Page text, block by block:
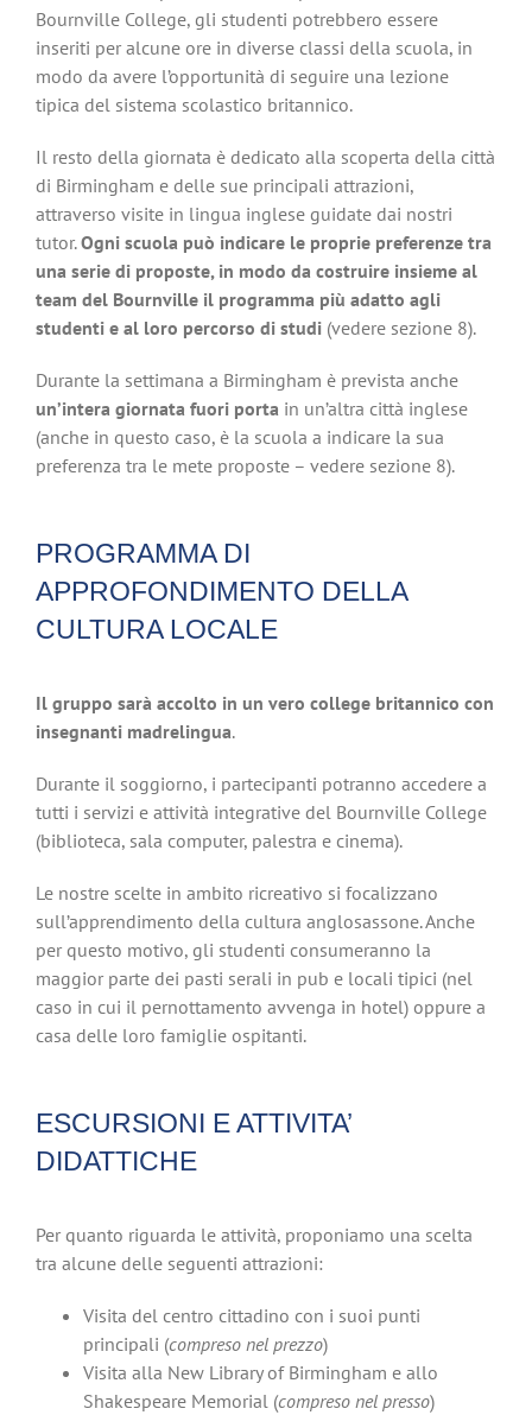
Bournville College, gli studenti potrebbero essere
inseriti per alcune ore in diverse classi della scuola, in
modo da avere l’opportunità di seguire una lezione
tipica del sistema scolastico britannico.
Il resto della giornata è dedicato alla scoperta della città
di Birmingham e delle sue principali attrazioni,
attraverso visite in lingua inglese guidate dai nostri
tutor.Ogni scuola può indicare le proprie preferenze tra
una serie di proposte, in modo da costruire insieme al
team del Bournville il programma più adatto agli
studenti e al loro percorso di studi (vedere sezione 8).
Durante la settimana a Birmingham è prevista anche
un’intera giornata fuori porta in un’altra città inglese
(anche in questo caso, è la scuola a indicare la sua
preferenza tra le mete proposte – vedere sezione 8).
PROGRAMMA DI
APPROFONDIMENTO DELLA
CULTURA LOCALE
Il gruppo sarà accolto in un vero college britannico con
insegnanti madrelingua.
Durante il soggiorno, i partecipanti potranno accedere a
tutti i servizi e attività integrative del Bournville College
(biblioteca, sala computer, palestra e cinema).
Le nostre scelte in ambito ricreativo si focalizzano
sull’apprendimento della cultura anglosassone. Anche
per questo motivo, gli studenti consumeranno la
maggior parte dei pasti serali in pub e locali tipici (nel
caso in cui il pernottamento avvenga in hotel) oppure a
casa delle loro famiglie ospitanti.
ESCURSIONI E ATTIVITA’
DIDATTICHE
Per quanto riguarda le attività, proponiamo una scelta
tra alcune delle seguenti attrazioni:
Visita del centro cittadino con i suoi punti
principali (compreso nel prezzo)
Visita alla New Library of Birmingham e allo
Shakespeare Memorial (compreso nel presso)